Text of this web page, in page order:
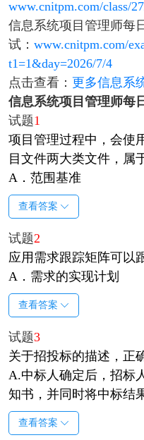
www.cnitpm.com/class/
信息系统项目管理师每
试： www.cnitpm.com/
t1=1&day=2026/7/4
点击查看： 更多信息系
信息系统项目管理师每
试题1
项目管理过程中，会使
目文件两大类文件，属
A．范围基准
查看答案
试题2
应用需求跟踪矩阵可以
A．需求的实现计划
查看答案
试题3
关于招投标的描述，正
A.中标人确定后，招标
知书，并同时将中标结
查看答案